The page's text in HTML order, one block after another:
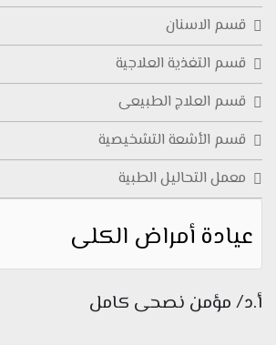
قسم الاسنان
قسم التغذية العلاجية
قسم العلاج الطبيعى
قسم الأشعة التشخيصية
معمل التحاليل الطبية
عيادة أمراض الكلى
أ.د/ مؤمن نصحى كامل